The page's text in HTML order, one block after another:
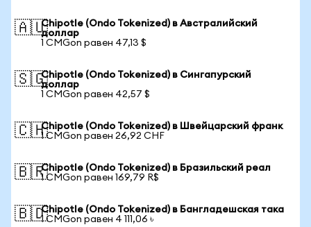
🇦🇺Chipotle (Ondo Tokenized) в Австралийский
доллар
1 CMGon равен 47,13 $
🇸🇬Chipotle (Ondo Tokenized) в Сингапурский
доллар
1 CMGon равен 42,57 $
🇨🇭Chipotle (Ondo Tokenized) в Швейцарский франк
1 CMGon равен 26,92 CHF
🇧🇷Chipotle (Ondo Tokenized) в Бразильский реал
1 CMGon равен 169,79 R$
🇧🇩Chipotle (Ondo Tokenized) в Бангладешская така
1 CMGon равен 4 111,06 ৳